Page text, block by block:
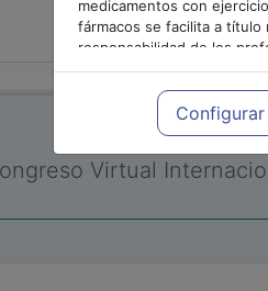
medicamentos con
fármacos se facilita a
responsabilidad de los
medicamentos y decidir,
adecuado a las
Virtual